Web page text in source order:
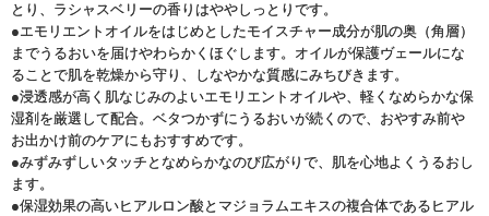
とり、ラシャスベリーの香りはややしっとりです。
●エモリエントオイルをはじめとしたモイスチャー成分が肌の奥（角層）
までうるおいを届けやわらかくほぐします。オイルが保護ヴェールにな
ることで肌を乾燥から守り、しなやかな質感にみちびきます。
●浸透感が高く肌なじみのよいエモリエントオイルや、軽くなめらかな保
湿剤を厳選して配合。ベタつかずにうるおいが続くので、おやすみ前や
お出かけ前のケアにもおすすめです。
●みずみずしいタッチとなめらかなのび広がりで、肌を心地よくうるおし
ます。
●保湿効果の高いヒアルロン酸とマジョラムエキスの複合体であるヒアル